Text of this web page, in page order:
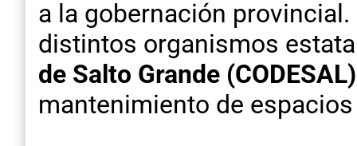
a la gobernación
distintos organismos
de Salto Grande (CODESAL)
mantenimiento de